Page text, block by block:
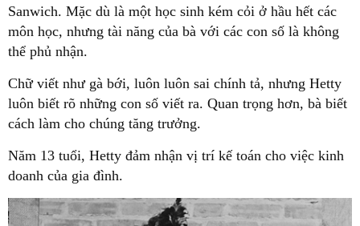
Sanwich. Mặc dù là một học sinh kém cỏi ở hầu hết các
môn học, nhưng tài năng của bà với các con số là không
thể phủ nhận.
Chữ viết như gà bới, luôn luôn sai chính tả, nhưng Hetty
luôn biết rõ những con số viết ra. Quan trọng hơn, bà biết
cách làm cho chúng tăng trưởng.
Năm 13 tuổi, Hetty đảm nhận vị trí kế toán cho việc kinh
doanh của gia đình.